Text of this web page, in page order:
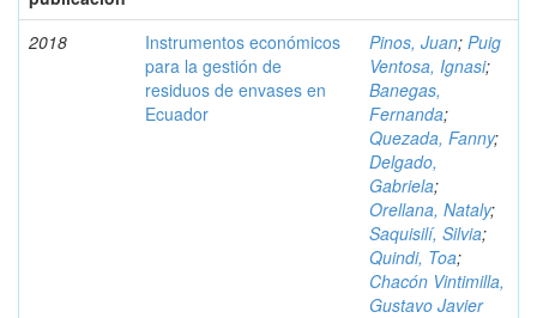
2018
Instrumentos económicos
para la gestión de
residuos de envases en
Ecuador
Pinos, Juan; Puig
Ventosa, Ignasi;
Banegas,
Fernanda;
Quezada, Fanny;
Delgado,
Gabriela;
Orellana, Nataly;
Saquisilí, Silvia;
Quindi, Toa;
Chacón Vintimilla,
Gustavo Javier